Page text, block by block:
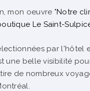
mon oeuvre "Notre
Le Saint-
par l'hôtel
une belle visibilité
de nombreux